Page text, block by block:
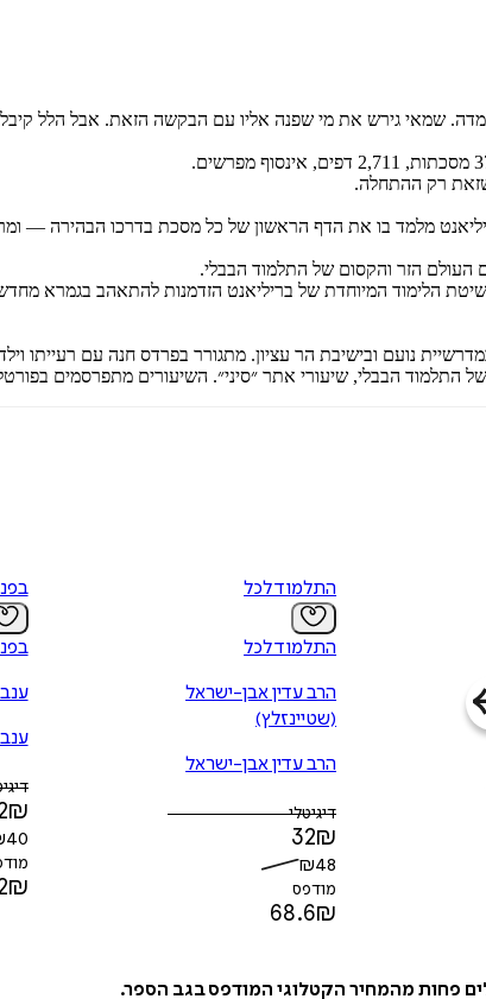
שמאי גירש את מי שפנה אליו עם הבקשה הזאת. אבל הלל קיבל
שזאת רק ההתחלה.
מלמד בו את הדף הראשון של כל מסכת בדרכו הבהירה —
העולם הזר והקסום של התלמוד הבבלי.
הלימוד המיוחדת של בריליאנט הזדמנות להתאהב בגמרא
נועם ובישיבת הר עציון. מתגורר בפרדס חנה עם רעייתו
התלמוד הבבלי, שיעורי אתר ״סיני״. השיעורים מתפרסמים
התלמוד לכל
התלמוד לכל
הרב עדין אבן-ישראל
(שטיינזלץ)
הרב עדין אבן-ישראל
דיגיטלי
32₪
₪48
מודפס
68.6₪
₪
40
₪
פחות מהמחיר הקטלוגי המודפס בגב הספר.